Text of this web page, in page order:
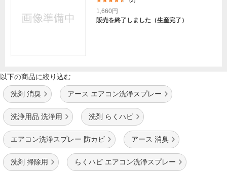
1,660円
販売を終了しました（生産完了）
以下の商品に絞り込む
洗剤 消臭 アース エアコン洗浄スプレー
洗浄用品 洗浄用 洗剤 らくハピ
エアコン洗浄スプレー 防カビ アース 消臭
洗剤 掃除用 らくハピ エアコン洗浄スプレー